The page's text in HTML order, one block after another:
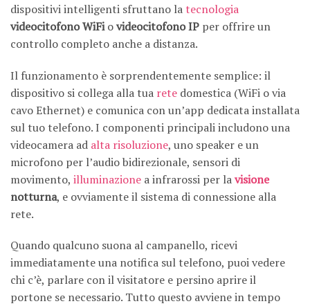
dispositivi intelligenti sfruttano latecnologia
videocitofono WiFiovideocitofono IP per offrire un
controllo completo anche a distanza.
Il funzionamento è sorprendentemente semplice: il
dispositivo si collega alla tua rete domestica (WiFi o via
cavo Ethernet) e comunica con un’app dedicata installata
sul tuo telefono. I componenti principali includono una
videocamera ad alta risoluzione, uno speaker e un
microfono per l’audio bidirezionale, sensori di
movimento, illuminazione a infrarossi per lavisione
notturna, e ovviamente il sistema di connessione alla
rete.
Quando qualcuno suona al campanello, ricevi
immediatamente una notifica sul telefono, puoi vedere
chi c’è, parlare con il visitatore e persino aprire il
portone se necessario. Tutto questo avviene in tempo